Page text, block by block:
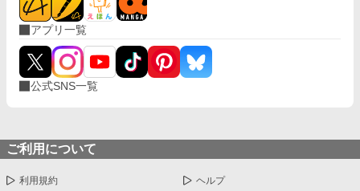
アプリ一覧
公式SNS一覧
ご利用について
利用規約 ヘルプ